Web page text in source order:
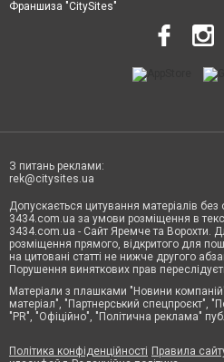
Франшиза "CitySites"
З питань реклами:
rek@citysites.ua
Допускається цитування матеріалів
3434.com.ua за умови розміщення в
3434.com.ua - Сайт Яремче та Ворохти.
розміщення прямого, відкритого для
на цитовані статті не нижче другого
Порушення виняткових прав
Матеріали з плашками "Новини
матеріал", "Партнерський спецпроєкт",
"PR", "Офіційно", "Політична реклама"
Політика конфіденційності Правила